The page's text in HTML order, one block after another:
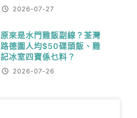
2026-07-27
原來是水門雞飯副線？荃灣
路德圍人均$50碟頭飯、雞
記冰室四寶係乜料？
2026-07-26